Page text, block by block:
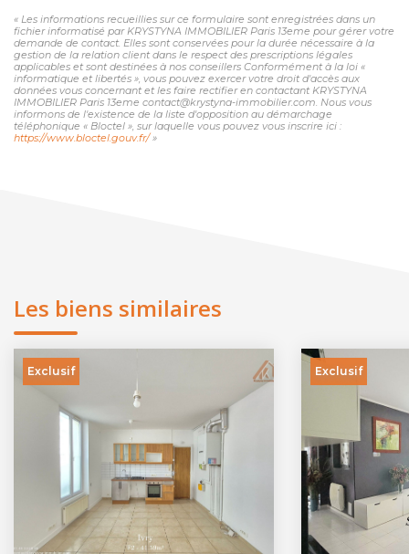
« Les informations recueillies sur ce formulaire sont enregistrées dans un
fichier informatisé par KRYSTYNA IMMOBILIER Paris 13eme pour gérer votre
demande de contact. Elles sont conservées pour la durée nécessaire à la
gestion de la relation client dans le respect des prescriptions légales
applicables et sont destinées à nos conseillers Conformément à la loi «
informatique et libertés », vous pouvez exercer votre droit d'accès aux
données vous concernant et les faire rectifier en contactant KRYSTYNA
IMMOBILIER Paris 13eme contact@krystyna-immobilier.com. Nous vous
informons de l'existence de la liste d'opposition au démarchage
téléphonique « Bloctel », sur laquelle vous pouvez vous inscrire ici :
https://www.bloctel.gouv.fr/»
Les biens similaires
Exclusif Exclusif